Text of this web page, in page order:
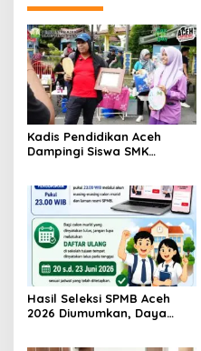
Kadis Pendidikan Aceh
Dampingi Siswa SMK
Aceh
Hasil Seleksi SPMB Aceh
2026 Diumumkan, Daya